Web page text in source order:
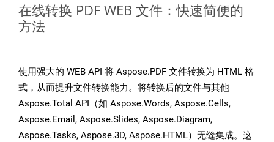
在线转换 PDF WEB 文件：快速简便的
方法
使用强大的 WEB API 将 Aspose.PDF 文件转换为 HTML 格
式，从而提升文件转换能力。将转换后的文件与其他
Aspose.Total API（如 Aspose.Words, Aspose.Cells,
Aspose.Email, Aspose.Slides, Aspose.Diagram,
Aspose.Tasks, Aspose.3D, Aspose.HTML）无缝集成。这